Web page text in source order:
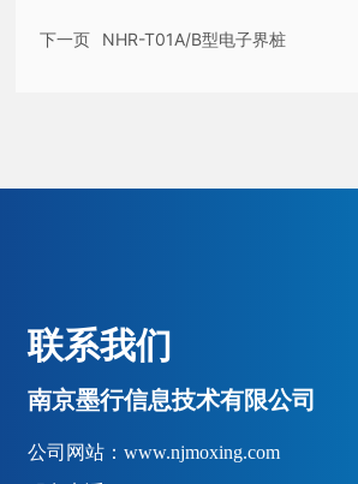
下一页 NHR-T01A/B型电子界桩
联系我们
南京墨行信息技术有限公司
公司网站：www.njmoxing.com